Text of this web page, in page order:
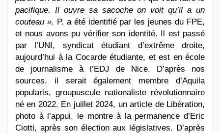
pacifique. Il ouvre sa sacoche on voit qu’il a un
couteau ». P. a été identifié par les jeunes du FPE,
et nous avons pu vérifier son identité. Il est passé
par l’UNI, syndicat étudiant d’extrême droite,
aujourd’hui à la Cocarde étudiante, et est en école
de journalisme à l’EDJ de Nice. D’après nos
sources, il serait également membre d’Aquila
popularis, groupuscule nationaliste révolutionnaire
né en 2022. En juillet 2024, un article de Libération,
photo à l’appui, le montre à la permanence d’Eric
Ciotti, après son élection aux législatives. D’après